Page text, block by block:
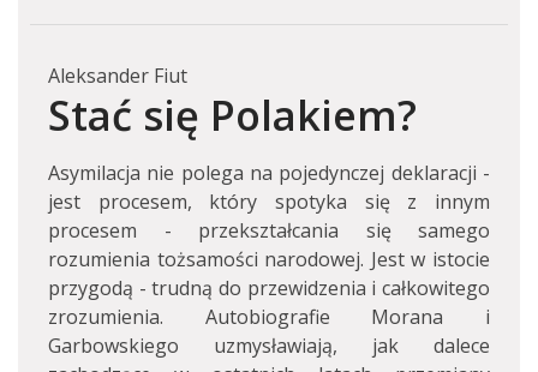
Aleksander Fiut
Stać się Polakiem?
Asymilacja nie polega na pojedynczej deklaracji -
jest procesem, który spotyka się z innym
procesem - przekształcania się samego
rozumienia tożsamości narodowej. Jest w istocie
przygodą - trudną do przewidzenia i całkowitego
zrozumienia. Autobiografie Morana i
Garbowskiego uzmysławiają, jak dalece